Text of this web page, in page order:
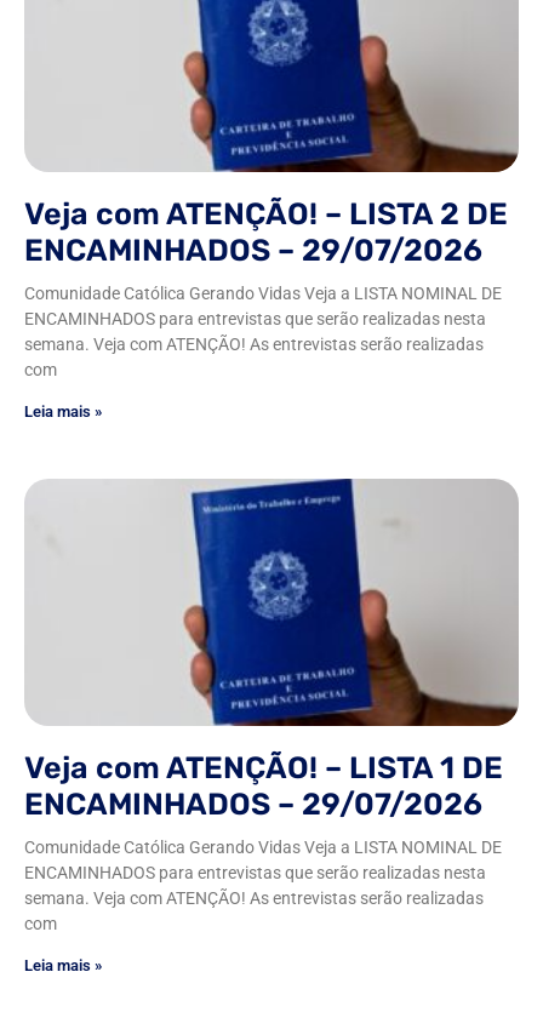
Veja com ATENÇÃO! – LISTA 2 DE
ENCAMINHADOS – 29/07/2026
Comunidade Católica Gerando Vidas Veja a LISTA NOMINAL DE
ENCAMINHADOS para entrevistas que serão realizadas nesta
semana. Veja com ATENÇÃO! As entrevistas serão realizadas
com
Leia mais »
Veja com ATENÇÃO! – LISTA 1 DE
ENCAMINHADOS – 29/07/2026
Comunidade Católica Gerando Vidas Veja a LISTA NOMINAL DE
ENCAMINHADOS para entrevistas que serão realizadas nesta
semana. Veja com ATENÇÃO! As entrevistas serão realizadas
com
Leia mais »